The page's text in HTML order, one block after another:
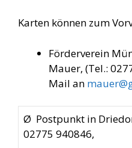
Karten können zum
Förderverein
Mauer, (Tel.:
Mail an
Ø Postpunkt in
02775 940846,